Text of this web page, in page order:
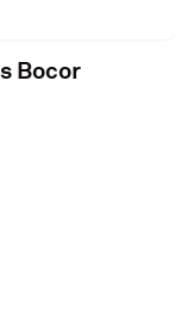
Bocor